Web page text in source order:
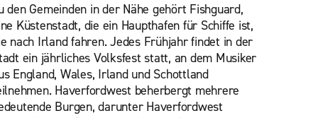
den Gemeinden in der Nähe gehört Fishguard,
Küstenstadt, die ein Haupthafen für Schiffe ist,
nach Irland fahren. Jedes Frühjahr findet in der
ein jährliches Volksfest statt, an dem Musiker
England, Wales, Irland und Schottland
Haverfordwest beherbergt mehrere
Burgen, darunter Haverfordwest